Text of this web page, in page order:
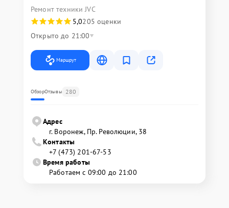
Ремонт техники JVC
5,0205 оценки
Открыто до 21:00
Маршрут
ОбзорОтзывы 280
Адрес
г. Воронеж, Пр. Революции, 38
Контакты
+7 (473) 201-67-53
Время работы
Работаем с 09:00 до 21:00